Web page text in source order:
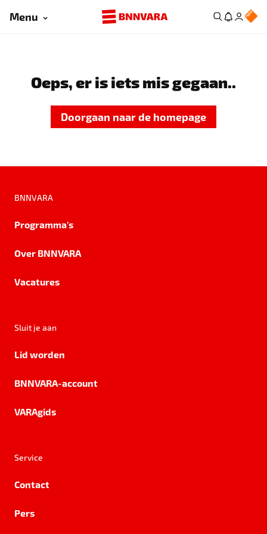
Menu
Oeps, er is iets mis gegaan..
Doorgaan naar de homepage
BNNVARA
Programma's
Over BNNVARA
Vacatures
Sluit je aan
Lid worden
BNNVARA-account
VARAgids
Service
Contact
Pers